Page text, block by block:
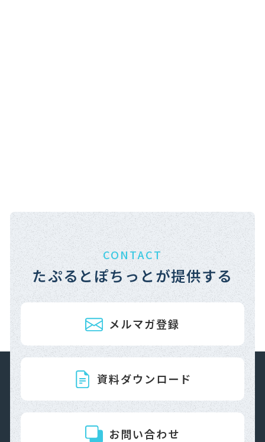
CONTACT
たぷるとぽちっとが提供する
メルマガ登録
資料ダウンロード
お問い合わせ